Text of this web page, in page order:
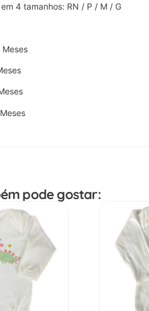
4 tamanhos: RN / P / M / G
Meses
pode gostar: